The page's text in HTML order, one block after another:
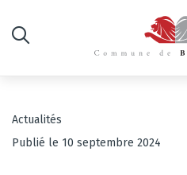
Actualités
Publié le 10 septembre 2024